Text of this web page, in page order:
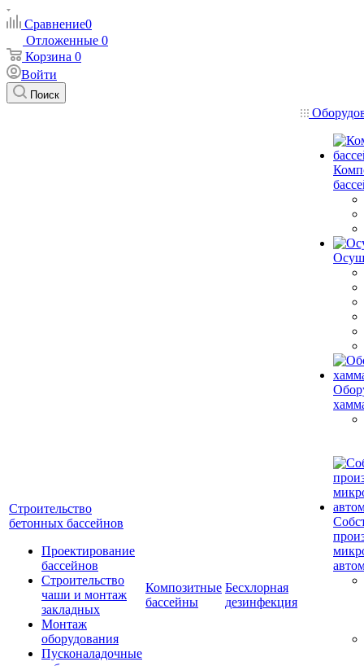
Сравнение0
Отложенные 0
Корзина 0
Войти
Поиск
Строительство
бетонных бассейнов
Проектирование
бассейнов
Строительство
чаши и монтаж
закладных
Монтаж
оборудования
Пусконаладочные
Композитные
бассейны
Бесхлорная
дезинфекция